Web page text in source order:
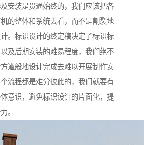
安装是贯通始终的，我们应该把各
的整体和系统去看，而不是割裂地
。标识设计的终定稿决定了标识标
及后期安装的难易程度，我们绝不
遒般地设计完成去难以开展制作安
流程都是难分彼此的，我们就要有
意识，避免标识设计的片面化，提
。